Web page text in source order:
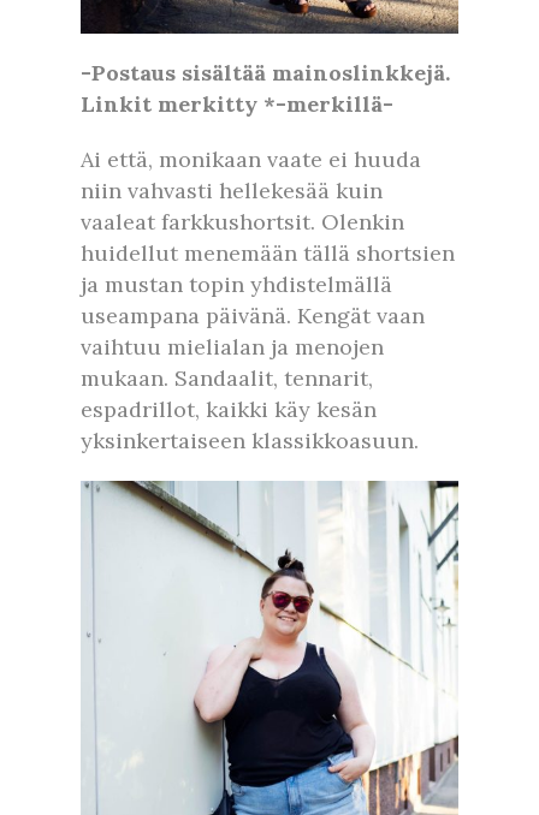
-Postaus sisältää mainoslinkkejä.
Linkit merkitty *-merkillä-
Ai että, monikaan vaate ei huuda
niin vahvasti hellekesää kuin
vaaleat farkkushortsit. Olenkin
huidellut menemään tällä shortsien
ja mustan topin yhdistelmällä
useampana päivänä. Kengät vaan
vaihtuu mielialan ja menojen
mukaan. Sandaalit, tennarit,
espadrillot, kaikki käy kesän
yksinkertaiseen klassikkoasuun.